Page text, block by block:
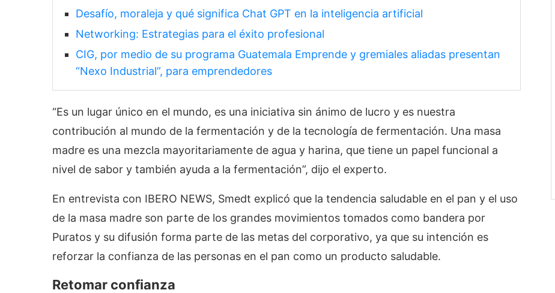
Desafío, moraleja y qué significa Chat GPT en la inteligencia artificial
Networking: Estrategias para el éxito profesional
CIG, por medio de su programa Guatemala Emprende y gremiales aliadas presentan
“Nexo Industrial”, para emprendedores
“Es un lugar único en el mundo, es una iniciativa sin ánimo de lucro y es nuestra
contribución al mundo de la fermentación y de la tecnología de fermentación. Una masa
madre es una mezcla mayoritariamente de agua y harina, que tiene un papel funcional a
nivel de sabor y también ayuda a la fermentación”, dijo el experto.
En entrevista con IBERO NEWS, Smedt explicó que la tendencia saludable en el pan y el uso
de la masa madre son parte de los grandes movimientos tomados como bandera por
Puratos y su difusión forma parte de las metas del corporativo, ya que su intención es
reforzar la confianza de las personas en el pan como un producto saludable.
Retomar confianza